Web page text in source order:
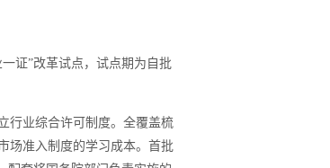
证”改革试点，试点期为自批
行业综合许可制度。全覆盖梳
场准入制度的学习成本。首批